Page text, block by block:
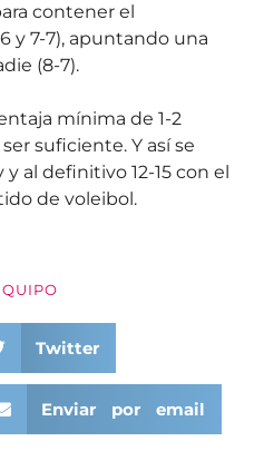
contener el
y 7-7), apuntando una
(8-7).
mínima de 1-2
suficiente. Y así se
al definitivo 12-15 con el
de voleibol.
Twitter
Enviar por email